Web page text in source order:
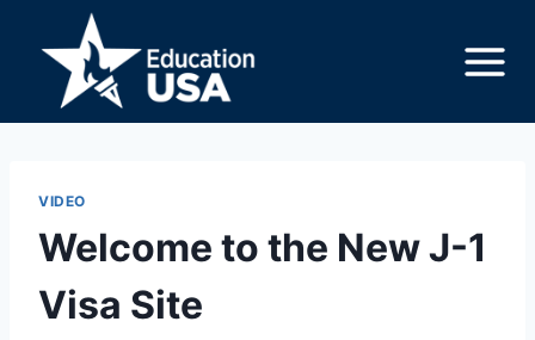
content
VIDEO
Welcome to the New J-1
Visa Site